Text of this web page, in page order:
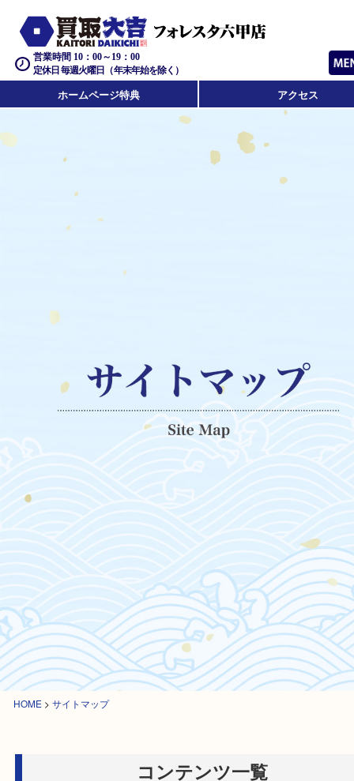
営業時間 10：00～19：00
定休日 毎週火曜日（年末年始を除く）
ホームページ特典 アクセス
HOME